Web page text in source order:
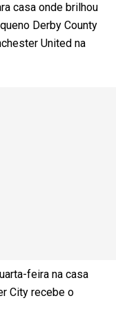
casa onde brilhou
Derby County
United na
feira na casa
City recebe o